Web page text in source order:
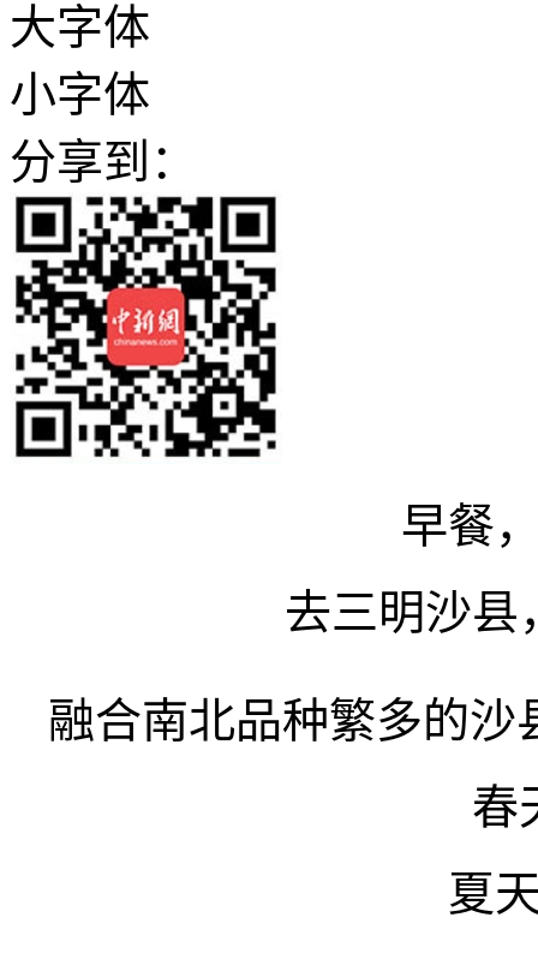
大字体
小字体
分享到：
早餐
去三明沙县
融合南北品种繁多的
春
夏